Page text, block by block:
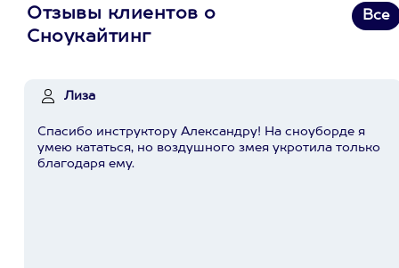
Отзывы клиентов о
Сноукайтинг
Все
Лиза
Спасибо инструктору Александру! На сноуборде я
умею кататься, но воздушного змея укротила только
благодаря ему.